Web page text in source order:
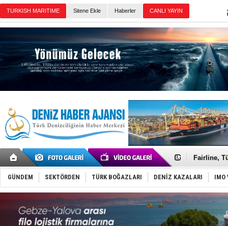
Sitene Ekle Haberler
Deniz
Fairline,
Baltık
Runit
Dünyanın
Türk
Hüseyin
Hat-San
Med
GÜNDEM SEKTÖRDEN TÜRK BOĞAZLARI DENİZ KAZALARI IMO